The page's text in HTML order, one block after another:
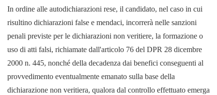
In ordine alle autodichiarazioni rese, il candidato, nel caso in cui
risultino dichiarazioni false e mendaci, incorrerà nelle sanzioni
penali previste per le dichiarazioni non veritiere, la formazione o
uso di atti falsi, richiamate dall'articolo 76 del DPR 28 dicembre
2000 n. 445, nonché della decadenza dai benefici conseguenti al
provvedimento eventualmente emanato sulla base della
dichiarazione non veritiera, qualora dal controllo effettuato emerga